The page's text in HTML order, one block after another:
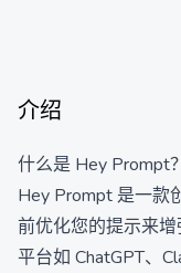
介绍
什么是 Hey Prompt？
Hey Prompt 是一款
前优化您的提示来
平台如 ChatGPT、